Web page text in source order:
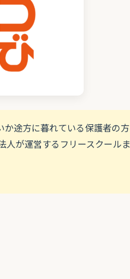
途方に暮れている保護者の方
が運営するフリースクール